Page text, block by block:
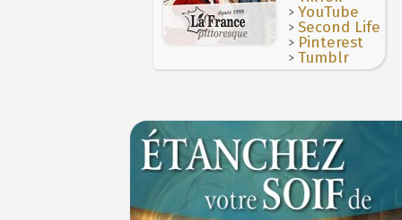
>YouTube
>Second Life
> Pinterest
>Tumblr